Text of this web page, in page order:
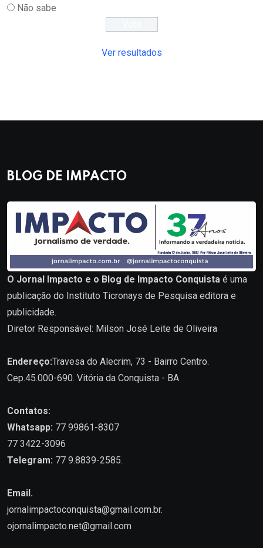
Não sabe
Ver resultados
BLOG DE IMPACTO
O Jornal Impacto e o Blog de Impacto Conquista é uma
publicação do Instituto Ticronays de Pesquisa editora e
publicidade.
Diretor Responsável: Milson José Leite de Oliveira
Endereço:Travesa do Alecrim, 73 - Bairro Centro.
Cep.45.000-690. Vitória da Conquista - BA
Contatos:
Whatsapp: 77 99861-8307
77 3422-3096
Telegram: 77 9.8839-2585.
Email.
jornalimpactoconquista@gmail.com.br.
ojornalimpacto.net@gmail.com